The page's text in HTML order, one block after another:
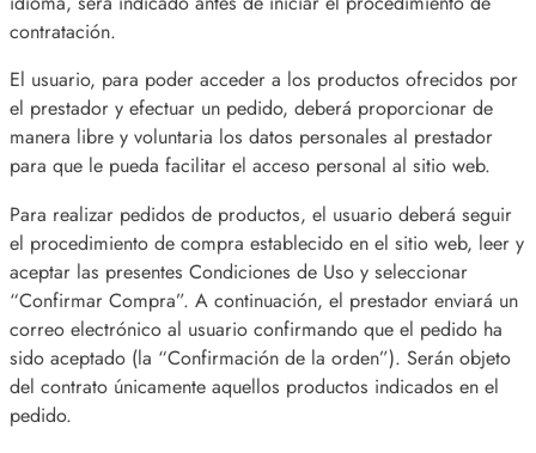
contratación.
El usuario, para poder acceder a los productos ofrecidos por
el prestador y efectuar un pedido, deberá proporcionar de
manera libre y voluntaria los datos personales al prestador
para que le pueda facilitar el acceso personal al sitio web.
Para realizar pedidos de productos, el usuario deberá seguir
el procedimiento de compra establecido en el sitio web, leer y
aceptar las presentes Condiciones de Uso y seleccionar
“Confirmar Compra”. A continuación, el prestador enviará un
correo electrónico al usuario confirmando que el pedido ha
sido aceptado (la “Confirmación de la orden”). Serán objeto
del contrato únicamente aquellos productos indicados en el
pedido.